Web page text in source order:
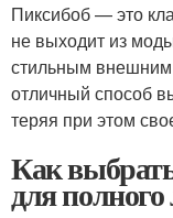
Пиксибоб — это
не выходит из
стильным
отличный способ
теряя при этом
Как
для